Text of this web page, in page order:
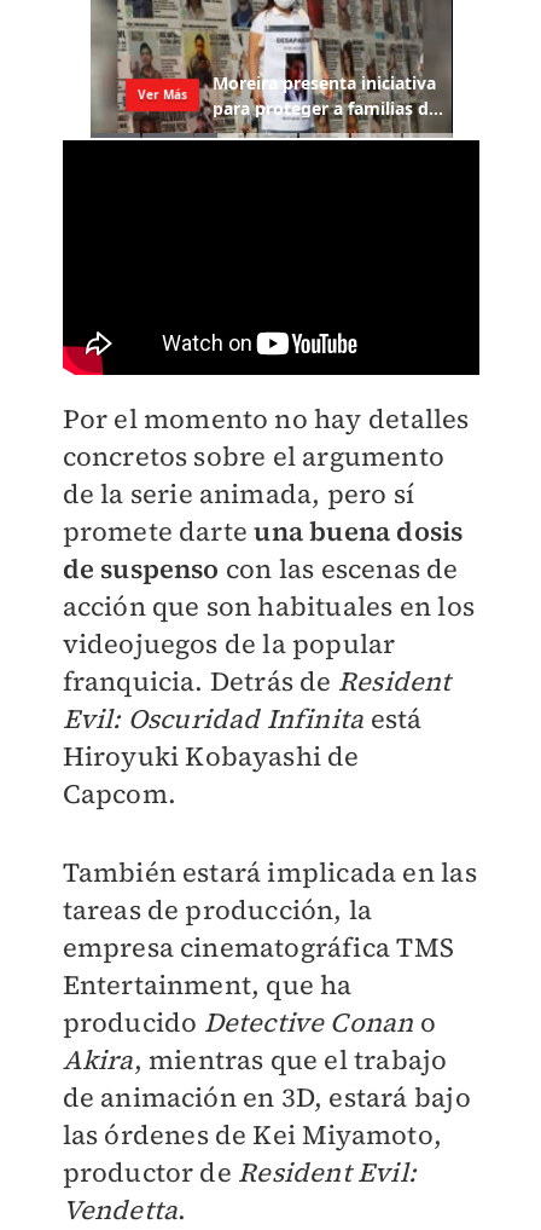
Por el momento no hay detalles
concretos sobre el argumento
de la serie animada, pero sí
promete darteuna buena dosis
de suspenso con las escenas de
acción que son habituales en los
videojuegos de la popular
franquicia. Detrás de Resident
Evil: Oscuridad Infinita está
Hiroyuki Kobayashi de
Capcom.
También estará implicada en las
tareas de producción, la
empresa cinematográfica TMS
Entertainment, que ha
producido Detective Conan o
Akira, mientras que el trabajo
de animación en 3D, estará bajo
las órdenes de Kei Miyamoto,
productor de Resident Evil:
Vendetta.